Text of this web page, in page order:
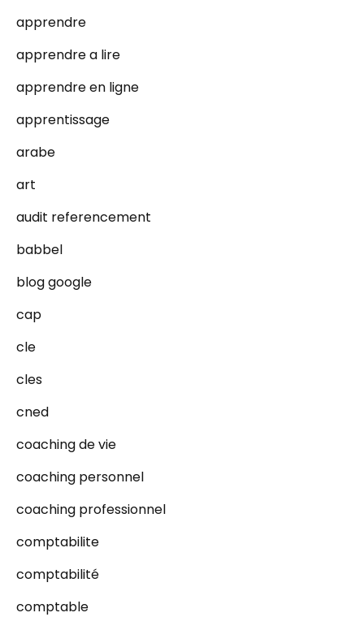
apprendre
apprendre a lire
apprendre en ligne
apprentissage
arabe
art
audit referencement
babbel
blog google
cap
cle
cles
cned
coaching de vie
coaching personnel
coaching professionnel
comptabilite
comptabilité
comptable